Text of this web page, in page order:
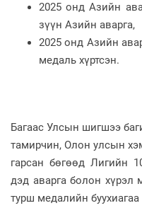
2025 онд Азийн
зүүн Азийн аварга,
2025 онд Азийн
медаль хүртсэн.
Багаас Улсын шигшээ
тамирчин, Олон улсын
гарсан бөгөөд Лигийн
дэд аварга болон
турш медалийн